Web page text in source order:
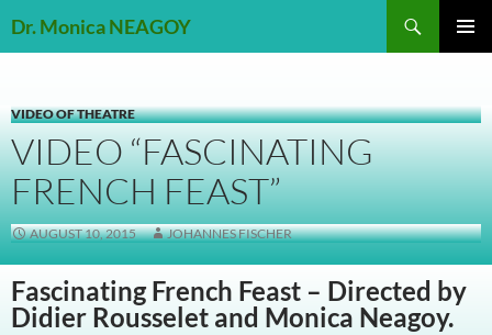
toDr. Monica NEAGOY
VIDEO OF THEATRE
VIDEO “FASCINATING
FRENCH FEAST”
AUGUST 10, 2015 JOHANNES FISCHER
Fascinating French Feast – Directed by
Didier Rousselet and Monica Neagoy.